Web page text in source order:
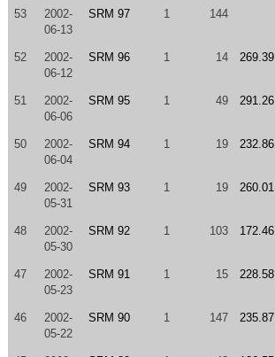
53
2002-
06-13
SRM 97 1 144
52
2002-
06-12
SRM 96 1 14 269.39
51
2002-
06-06
SRM 95 1 49 291.26
50
2002-
06-04
SRM 94 1 19 232.86
49
2002-
05-31
SRM 93 1 19 260.01
48
2002-
05-30
SRM 92 1 103 172.46
47
2002-
05-23
SRM 91 1 15 228.58
46
2002-
05-22
SRM 90 1 147 235.87